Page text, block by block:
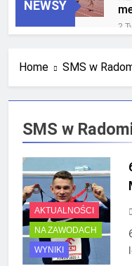
NEWSY
2
4
Home SMS w
SMS w
AKTUALNOŚCI
NA ZAWODACH
WYNIKI